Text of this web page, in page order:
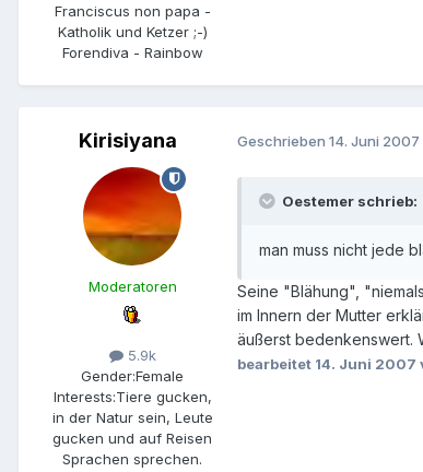
Franciscus non papa -
Katholik und Ketzer ;-)
Forendiva - Rainbow
Kirisiyana
Moderatoren
5.9k
Gender:Female
Interests:Tiere gucken,
in der Natur sein, Leute
gucken und auf Reisen
Sprachen sprechen.
Geschrieben 14. Juni 2007
Oestemer schrieb:
man muss nicht jede
Seine "Blähung",
im Innern der Mutter
äußerst bedenkenswert.
bearbeitet 14. Juni 2007